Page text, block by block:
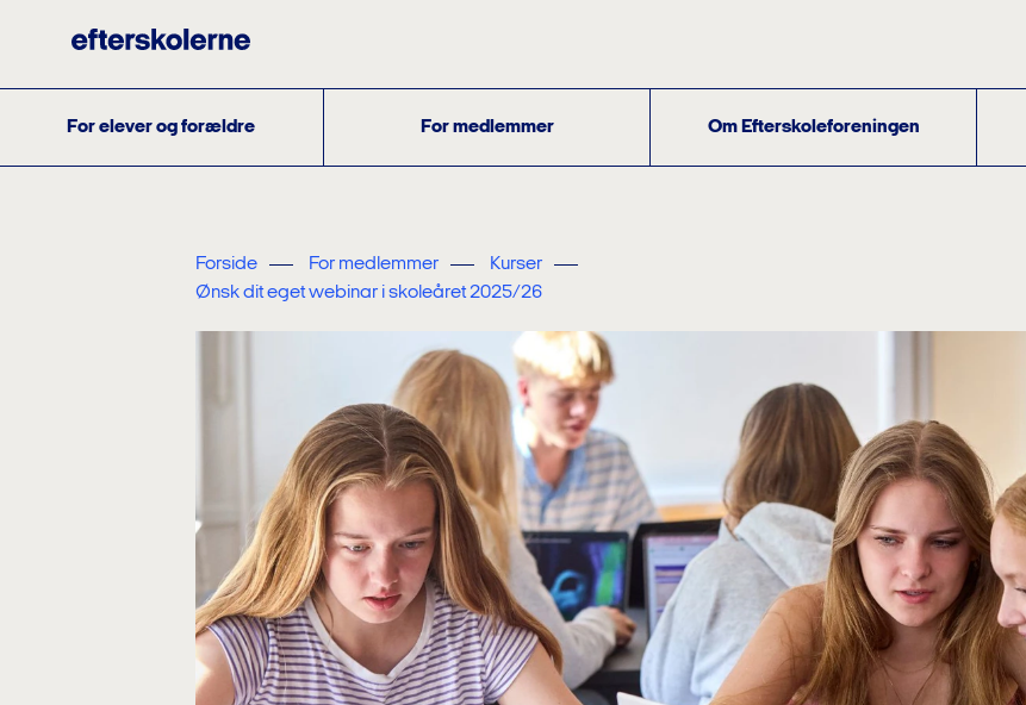
For elever og forældre For medlemmer Om Efterskoleforeningen
Forside For medlemmer
Kurser
Ønsk dit eget webinar i skoleåret 2025/26